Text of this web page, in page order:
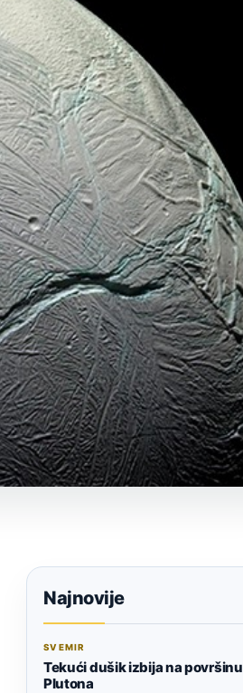
Najnovije
SVEMIR
Tekući dušik izbija na površinu
Plutona